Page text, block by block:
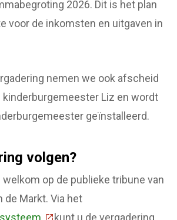
2026. Dit is het plan
voor de inkomsten en uitgaven in
nemen we ook afscheid
Liz en wordt
geïnstalleerd.
volgen?
welkom op de publieke tribune van
de Markt. Via het
(Deze link gaat naar een
kunt u de vergadering